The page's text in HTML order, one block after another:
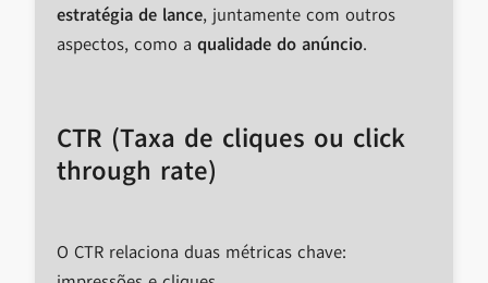
estratégia de lance, juntamente com outros
aspectos, como a qualidade do anúncio.
CTR (Taxa de cliques ou click
through rate)
O CTR relaciona duas métricas chave: